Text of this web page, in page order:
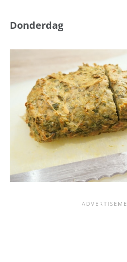
Donderdag